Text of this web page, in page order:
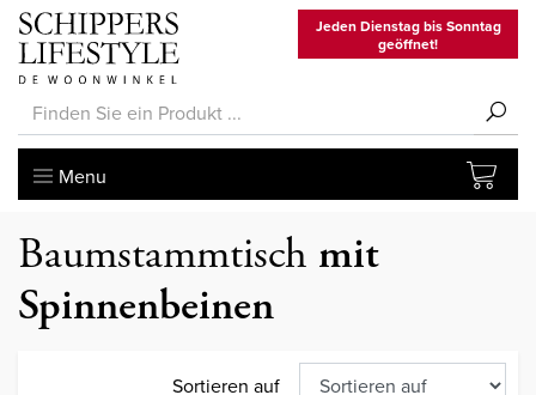
Jeden Dienstag bis Sonntag
geöffnet!
Menu
Baumstammtisch mit
Spinnenbeinen
Sortieren auf